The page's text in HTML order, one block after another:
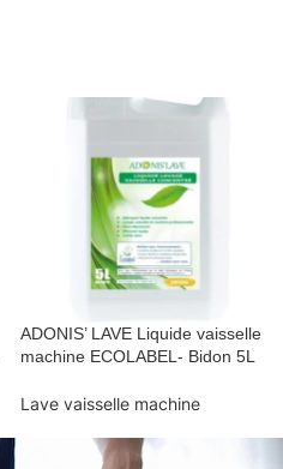
ADONIS’ LAVE Liquide vaisselle
machine ECOLABEL- Bidon 5L
Lave vaisselle machine